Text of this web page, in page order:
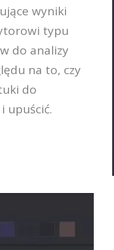
wyniki
typu
do analizy
na to, czy
do
upuścić.